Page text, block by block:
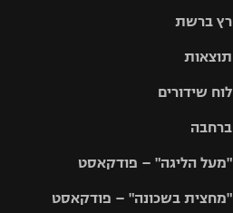
רץ ברשת
תוצאות
לוח שידורים
ברחבה
"מעל הליגה" – פודקאסט
"מחצית בשכונה" – פודקאסט